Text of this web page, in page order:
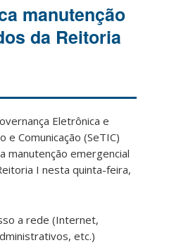
manutenção
da Reitoria
Eletrônica e
e Comunicação (SeTIC)
manutenção emergencial
I nesta quinta-feira,
a rede (Internet,
etc.)